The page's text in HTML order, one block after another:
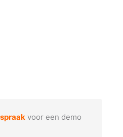
voor een demo